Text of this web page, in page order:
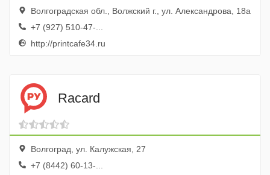
Волгоградская обл., Волжский г., ул. Александрова, 18а
+7 (927) 510-47-...
http://printcafe34.ru
Racard
Волгоград, ул. Калужская, 27
+7 (8442) 60-13-...